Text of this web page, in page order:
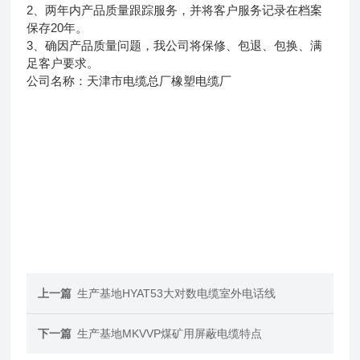
2、两年内产品质量跟踪服务，并将客户服务记录在档案
保存20年。
3、确因产品质量问题，我公司将保修、包退、包换、满
足客户要求。
公司名称：天津市电缆总厂橡塑电缆厂
上一篇 生产基地HYAT53大对数电缆室外电话线
下一篇 生产基地MKVVP煤矿用屏蔽电缆特点